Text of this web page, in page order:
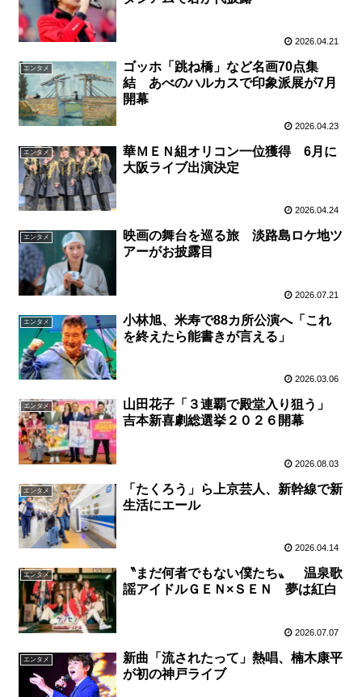
2026.04.21
エンタメ
ゴッホ「跳ね橋」など名画70点集
結 あべのハルカスで印象派展が7月
開幕
2026.04.23
エンタメ
華ＭＥＮ組オリコン一位獲得 6月に
大阪ライブ出演決定
2026.04.24
エンタメ
映画の舞台を巡る旅 淡路島ロケ地ツ
アーがお披露目
2026.07.21
エンタメ
小林旭、米寿で88カ所公演へ「これ
を終えたら能書きが言える」
2026.03.06
エンタメ
山田花子「３連覇で殿堂入り狙う」
吉本新喜劇総選挙２０２６開幕
2026.08.03
エンタメ
「たくろう」ら上京芸人、新幹線で新
生活にエール
2026.04.14
エンタメ
〝まだ何者でもない僕たち〟 温泉歌
謡アイドルＧＥＮ×ＳＥＮ 夢は紅白
2026.07.07
エンタメ
新曲「流されたって」熱唱、楠木康平
が初の神戸ライブ